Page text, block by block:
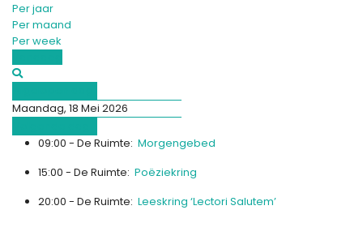
Per jaar
Per maand
Per week
Maandag, 18 Mei 2026
09:00 - De Ruimte: Morgengebed
15:00 - De Ruimte: Poëziekring
20:00 - De Ruimte: Leeskring ‘Lectori Salutem’